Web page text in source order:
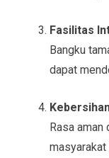
Fasilitas
Bangku
dapat
Rasa aman
masyarakat